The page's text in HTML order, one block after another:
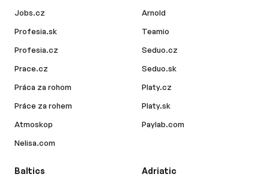
Jobs.cz
Profesia.sk
Profesia.cz
Prace.cz
Práca za rohom
Práce za rohem
Atmoskop
Nelisa.com
Arnold
Teamio
Seduo.cz
Seduo.sk
Platy.cz
Platy.sk
Paylab.com
Baltics Adriatic